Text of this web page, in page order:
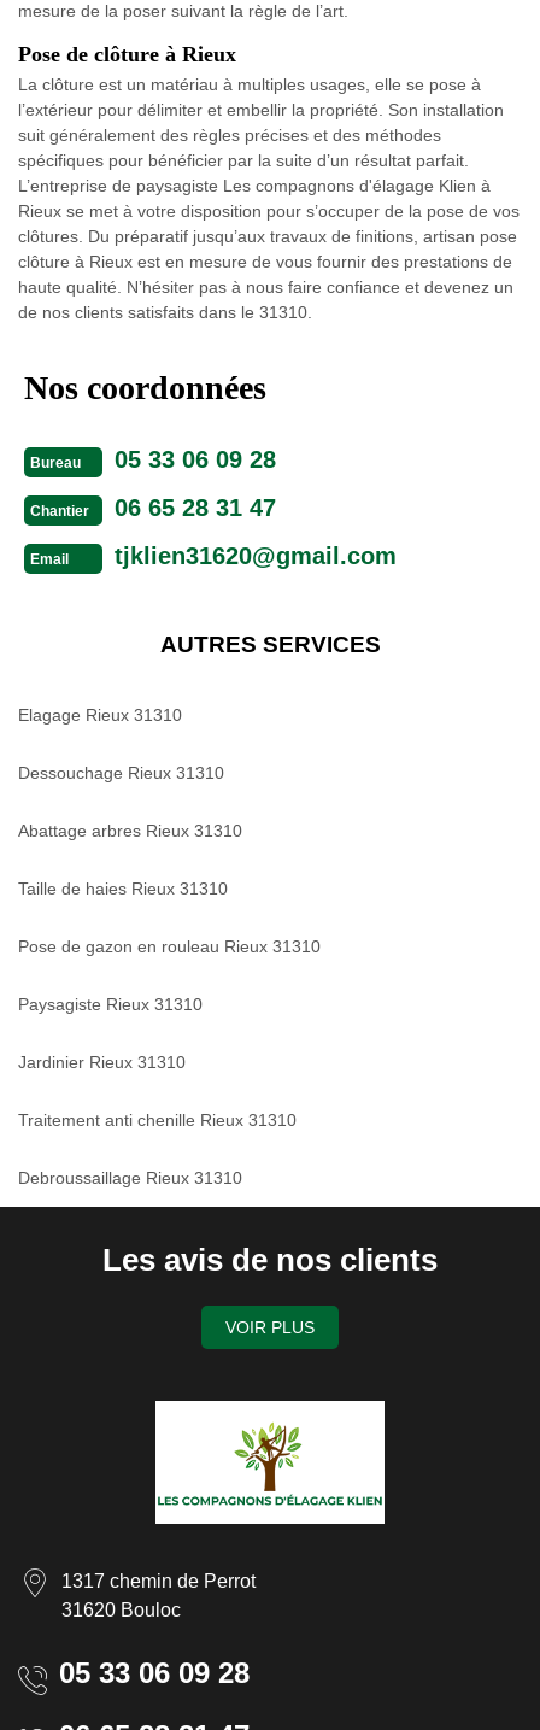
mesure de la poser suivant la règle de l’art.
Pose de clôture à Rieux
La clôture est un matériau à multiples usages, elle se pose à
l’extérieur pour délimiter et embellir la propriété. Son installation
suit généralement des règles précises et des méthodes
spécifiques pour bénéficier par la suite d’un résultat parfait.
L’entreprise de paysagiste Les compagnons d'élagage Klien à
Rieux se met à votre disposition pour s’occuper de la pose de vos
clôtures. Du préparatif jusqu’aux travaux de finitions, artisan pose
clôture à Rieux est en mesure de vous fournir des prestations de
haute qualité. N’hésiter pas à nous faire confiance et devenez un
de nos clients satisfaits dans le 31310.
Nos coordonnées
Bureau 05 33 06 09 28
Chantier 06 65 28 31 47
Email tjklien31620@gmail.com
AUTRES SERVICES
Elagage Rieux 31310
Dessouchage Rieux 31310
Abattage arbres Rieux 31310
Taille de haies Rieux 31310
Pose de gazon en rouleau Rieux 31310
Paysagiste Rieux 31310
Jardinier Rieux 31310
Traitement anti chenille Rieux 31310
Debroussaillage Rieux 31310
Les avis de nos clients
VOIR PLUS
1317 chemin de Perrot
31620 Bouloc
05 33 06 09 28